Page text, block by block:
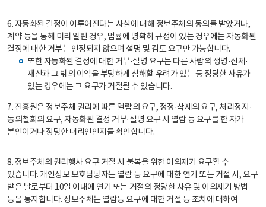
6. 자동화된 결정이 이루어진다는 사실에 대해 정보주체의 동의를 받았거나,
계약 등을 통해 미리 알린 경우, 법률에 명확히 규정이 있는 경우에는 자동화된
결정에 대한 거부는 인정되지 않으며 설명 및 검토 요구만 가능합니다.
또한 자동화된 결정에 대한 거부·설명 요구는 다른 사람의 생명·신체·
재산과 그 밖의 이익을 부당하게 침해할 우려가 있는 등 정당한 사유가
있는 경우에는 그 요구가 거절될 수 있습니다.
7. 진흥원은 정보주체 권리에 따른 열람의 요구, 정정·삭제의 요구, 처리정지·
동의철회의 요구, 자동화된 결정 거부·설명 요구 시 열람 등 요구를 한 자가
본인이거나 정당한 대리인인지를 확인합니다.
8. 정보주체의 권리행사 요구 거절 시 불복을 위한 이의제기 요구할 수
있습니다. 개인정보 보호담당자는 열람 등 요구에 대한 연기 또는 거절 시, 요구
받은 날로부터 10일 이내에 연기 또는 거절의 정당한 사유 및 이의제기 방법
등을 통지합니다. 정보주체는 열람등 요구에 대한 거절 등 조치에 대하여